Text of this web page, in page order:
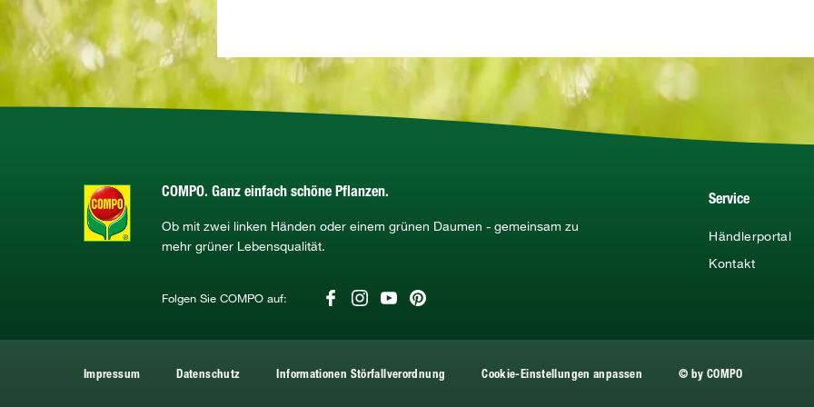
COMPO. Ganz einfach schöne Pflanzen.
Ob mit zwei linken Händen oder einem grünen Daumen - gemeinsam zu
mehr grüner Lebensqualität.
Folgen Sie COMPO auf:
Service
Händlerportal
Kontakt
Impressum Datenschutz Informationen Störfallverordnung Cookie-Einstellungen anpassen © by COMPO